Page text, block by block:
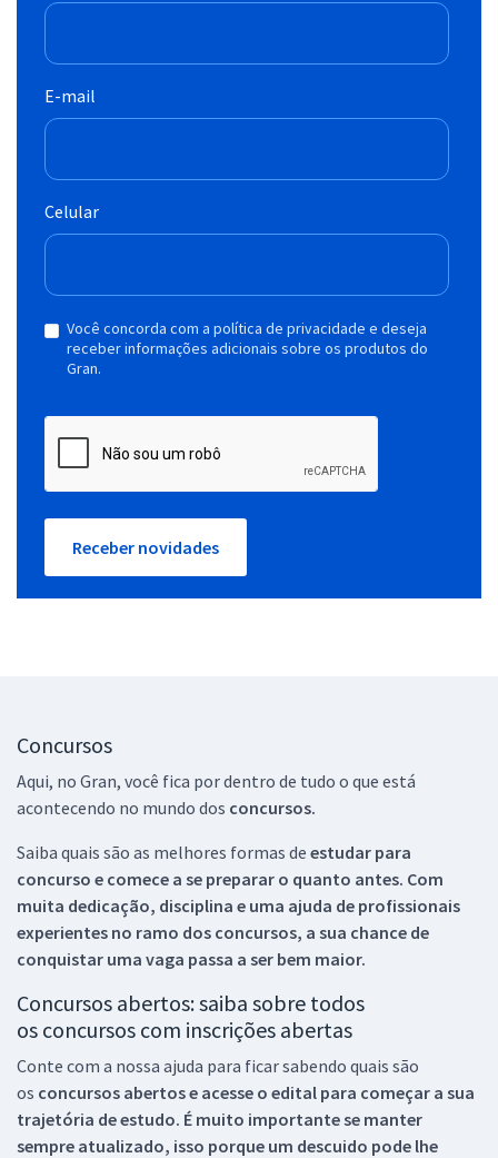
E-mail
Celular
Você concorda com a política de privacidade e deseja
receber informações adicionais sobre os produtos do
Gran.
Receber novidades
Concursos
Aqui, no Gran, você fica por dentro de tudo o que está
acontecendo no mundo dos concursos.
Saiba quais são as melhores formas de estudar para
concurso e comece a se preparar o quanto antes. Com
muita dedicação, disciplina e uma ajuda de profissionais
experientes no ramo dos concursos, a sua chance de
conquistar uma vaga passa a ser bem maior.
Concursos abertos: saiba sobre todos
os concursos com inscrições abertas
Conte com a nossa ajuda para ficar sabendo quais são
os concursos abertos e acesse o edital para começar a sua
trajetória de estudo. É muito importante se manter
sempre atualizado, isso porque um descuido pode lhe